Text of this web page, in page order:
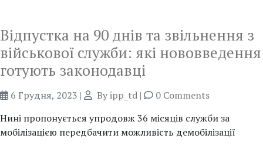
Відпустка на 90 днів та звільнення з
військової служби: які нововведення
готують законодавці
6 Грудня, 2023 | Byipp_td |
0 Comments
Нині пропонується упродовж 36 місяців служби за
мобілізацією передбачити можливість демобілізації